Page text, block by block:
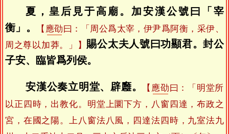
夏，皇后見于高廟。加安漢公號曰「宰
衡」。
【 應劭曰：「周公爲太宰，伊尹爲阿衡，采伊、
周之尊以加莽。」】 賜公太夫人號曰功顯君。封公
子安、臨皆爲列侯。
安漢公奏立明堂、辟廱。 【 應劭曰：「明堂所
以正四時，出教化。明堂上圜下方，八窗四達，布政之
宮，在國之陽。上八窗法八風，四達法四時，九室法九